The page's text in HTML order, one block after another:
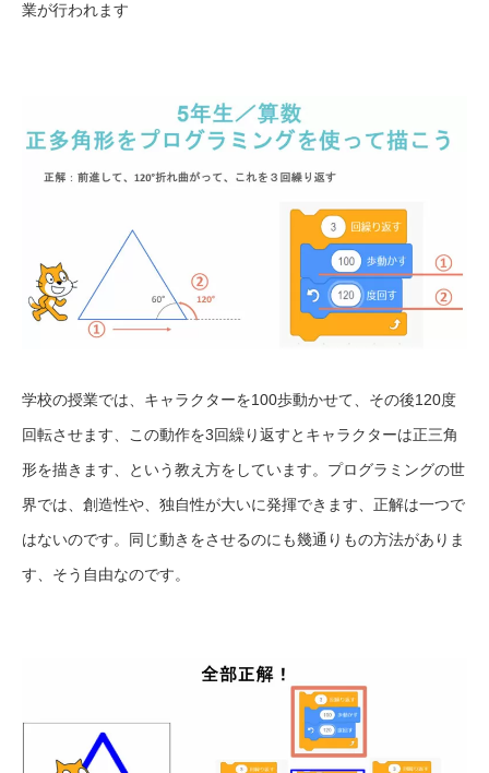
業が行われます
学校の授業では、キャラクターを100歩動かせて、その後120度
回転させます、この動作を3回繰り返すとキャラクターは正三角
形を描きます、という教え方をしています。プログラミングの世
界では、創造性や、独自性が大いに発揮できます、正解は一つで
はないのです。同じ動きをさせるのにも幾通りもの方法がありま
す、そう自由なのです。